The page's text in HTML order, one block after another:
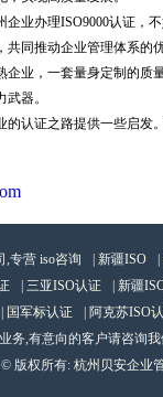
企业办理ISO9000认证，
共同推动企业管理体系的
企业，一套量身定制的质
器。
的认证之路提供一些启发
,专营 iso咨询 新疆ISO
三亚ISO认证 新疆
国军标认证 阿克苏ISO
业务,有意向的客户请咨询
© 版权所有: 杭州贝安企业